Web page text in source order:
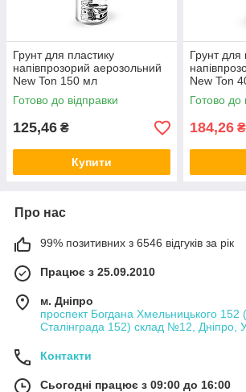
Грунт для пластику
напівпрозорий аерозольний
New Ton 150 мл
Готово до відправки
125,46 ₴
Купити
Грунт для
New Ton
Готово до
184,26 ₴
Про нас
99% позитивних з 6546 відгуків за рік
Працює з 25.09.2010
м. Дніпро
проспект Богдана Хмельницького 152
Сталінграда 152) склад №12, Дніпро,
Контакти
Сьогодні працює з 09:00 до 16:00